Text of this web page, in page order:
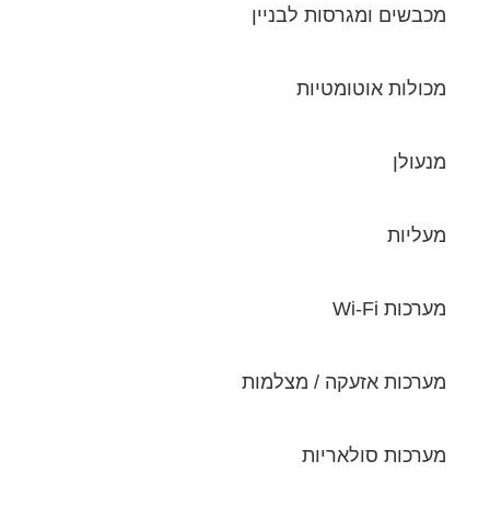
מכבשים ומגרסות לבניין
מכולות אוטומטיות
מנעולן
מעליות
מערכות Wi-Fi
מערכות אזעקה / מצלמות
מערכות סולאריות